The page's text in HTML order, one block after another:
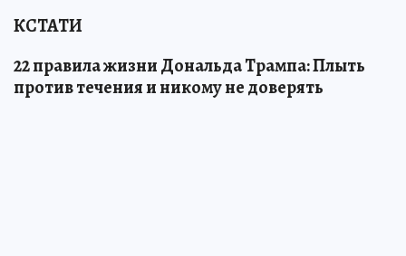
КСТАТИ
22 правила жизни Дональда Трампа: Плыть
против течения и никому не доверять